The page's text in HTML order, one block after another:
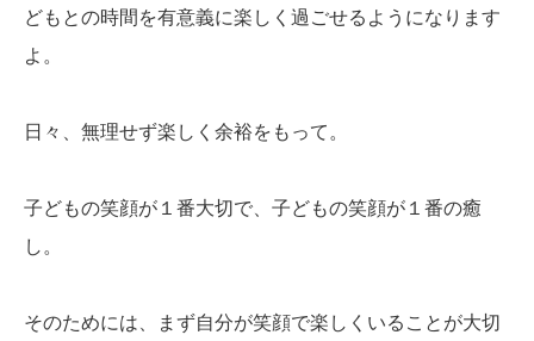
どもとの時間を有意義に楽しく過ごせるようになります
よ。
日々、無理せず楽しく余裕をもって。
子どもの笑顔が１番大切で、子どもの笑顔が１番の癒
し。
そのためには、まず自分が笑顔で楽しくいることが大切